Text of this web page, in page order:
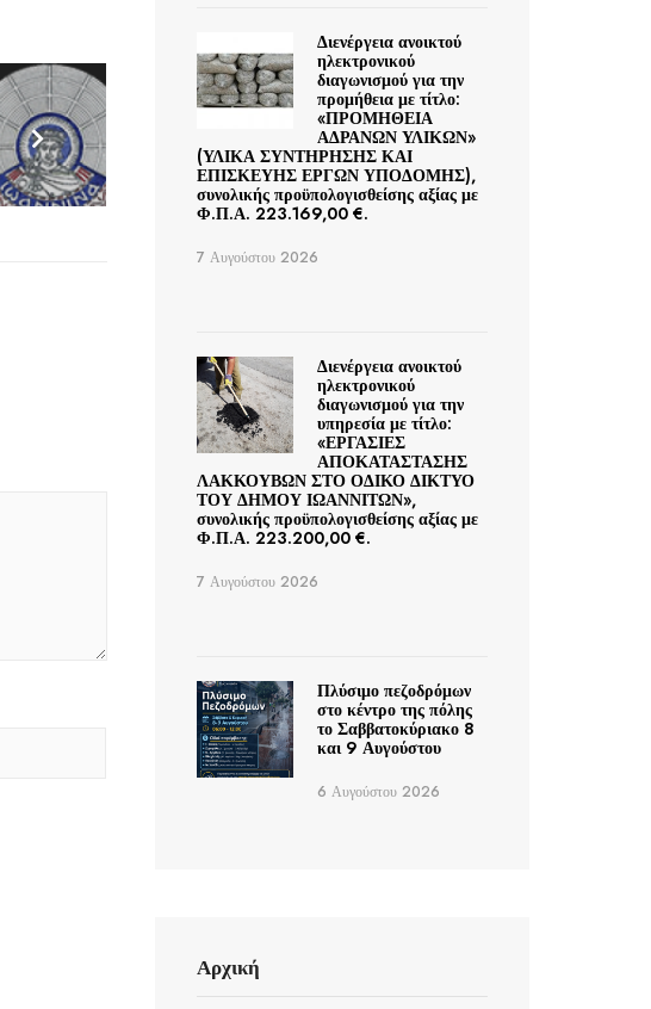
Διενέργεια ανοικτού
ηλεκτρονικού
διαγωνισμού για την
προμήθεια με τίτλο:
«ΠΡΟΜΗΘΕΙΑ
ΑΔΡΑΝΩΝ ΥΛΙΚΩΝ»
(ΥΛΙΚΑ ΣΥΝΤΗΡΗΣΗΣ ΚΑΙ
ΕΠΙΣΚΕΥΗΣ ΕΡΓΩΝ ΥΠΟΔΟΜΗΣ),
συνολικής προϋπολογισθείσης αξίας με
Φ.Π.Α. 223.169,00 €.
7 Αυγούστου 2026
Διενέργεια ανοικτού
ηλεκτρονικού
διαγωνισμού για την
υπηρεσία με τίτλο:
«ΕΡΓΑΣΙΕΣ
ΑΠΟΚΑΤΑΣΤΑΣΗΣ
ΛΑΚΚΟΥΒΩΝ ΣΤΟ ΟΔΙΚΟ ΔΙΚΤΥΟ
ΤΟΥ ΔΗΜΟΥ ΙΩΑΝΝΙΤΩΝ»,
συνολικής προϋπολογισθείσης αξίας με
Φ.Π.Α. 223.200,00 €.
7 Αυγούστου 2026
Πλύσιμο πεζοδρόμων
στο κέντρο της πόλης
το Σαββατοκύριακο 8
και 9 Αυγούστου
6 Αυγούστου 2026
Αρχική